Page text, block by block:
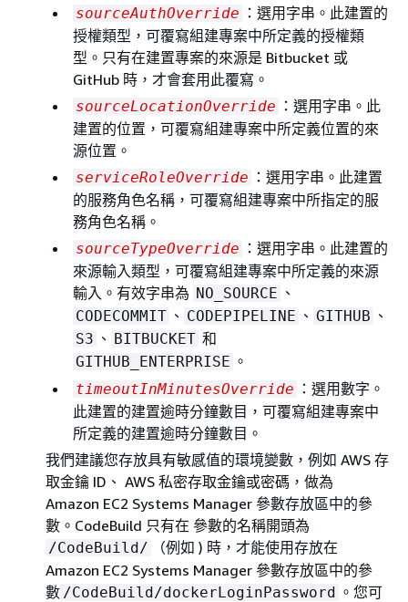
sourceAuthOverride ：選用字串。此建置的
授權類型，可覆寫組建專案中所定義的授權類
型。只有在建置專案的來源是 Bitbucket 或
GitHub 時，才會套用此覆寫。
sourceLocationOverride ：選用字串。此
建置的位置，可覆寫組建專案中所定義位置的來
源位置。
serviceRoleOverride ：選用字串。此建置
的服務角色名稱，可覆寫組建專案中所指定的服
務角色名稱。
sourceTypeOverride ：選用字串。此建置的
來源輸入類型，可覆寫組建專案中所定義的來源
輸入。有效字串為 NO_SOURCE 、
CODECOMMIT 、 CODEPIPELINE 、 GITHUB 、
S3 、 BITBUCKET 和
GITHUB_ENTERPRISE 。
timeoutInMinutesOverride ：選用數字。
此建置的建置逾時分鐘數目，可覆寫組建專案中
所定義的建置逾時分鐘數目。
我們建議您存放具有敏感值的環境變數，例如 AWS 存
取金鑰 ID、 AWS 私密存取金鑰或密碼，做為
Amazon EC2 Systems Manager 參數存放區中的參
數。CodeBuild 只有在 參數的名稱開頭為
/CodeBuild/
（例如 ) 時，才能使用存放在
Amazon EC2 Systems Manager 參數存放區中的參
數 /CodeBuild/dockerLoginPassword 。您可